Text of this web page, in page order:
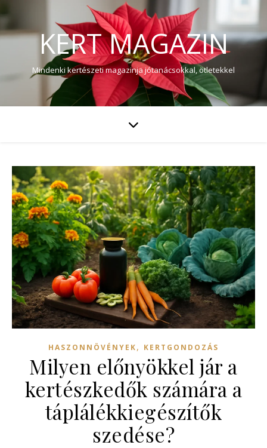
KERT MAGAZIN
Mindenki kertészeti magazinja jótanácsokkal, ötletekkel
HASZONNÖVÉNYEK, KERTGONDOZÁS
Milyen előnyökkel jár a
kertészkedők számára a
táplálékkiegészítők
szedése?